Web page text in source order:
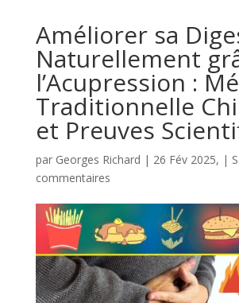
Améliorer sa
Naturellement
l’Acupression :
Traditionnelle
et Preuves
par Georges Richard | 26 Fév 2025, |
commentaires